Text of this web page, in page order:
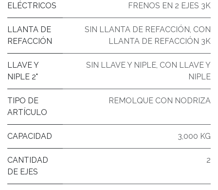
ELÉCTRICOS
FRENOS EN 2 EJES 3K
LLANTA DE
REFACCIÓN
SIN LLANTA DE REFACCIÓN CON
LLANTA DE REFACCIÓN 3K
LLAVE Y
NIPLE 2"
SIN LLAVE Y NIPLE CON LLAVE Y
NIPLE
TIPO DE
ARTÍCULO
REMOLQUE CON NODRIZA
CAPACIDAD 3,000 KG
CANTIDAD
DE EJES
2